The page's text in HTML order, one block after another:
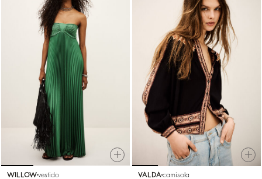
WILLOWvestido
VALDA camisola